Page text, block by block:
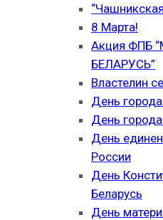
8 Марта!
Акция ФПБ
БЕЛАРУСЬ”
Властелин
День
День
День
России
День
Беларусь
День